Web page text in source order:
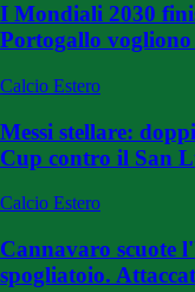
I Mondiali 2030
Portogallo
Calcio Estero
Messi stellare:
Cup contro il San
Calcio Estero
Cannavaro scuote
spogliatoio.